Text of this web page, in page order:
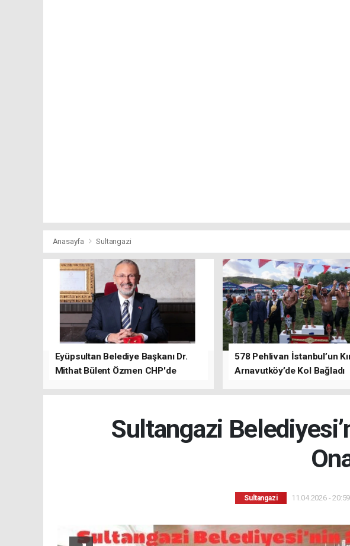
Anasayfa Sultangazi
Eyüpsultan Belediye Başkanı Dr.
Mithat Bülent Özmen CHP'de
578 Pehlivan İstanbul’un
Arnavutköy’de Kol Bağladı
Sultangazi
Sultangazi 11.04.2026 -